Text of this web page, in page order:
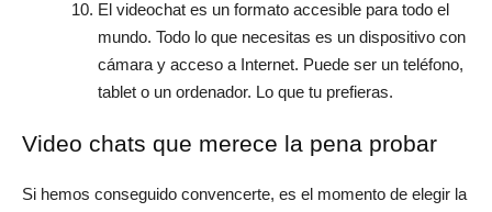
El videochat es un formato accesible para todo el
mundo. Todo lo que necesitas es un dispositivo con
cámara y acceso a Internet. Puede ser un teléfono,
tablet o un ordenador. Lo que tu prefieras.
Video chats que merece la pena probar
Si hemos conseguido convencerte, es el momento de elegir la